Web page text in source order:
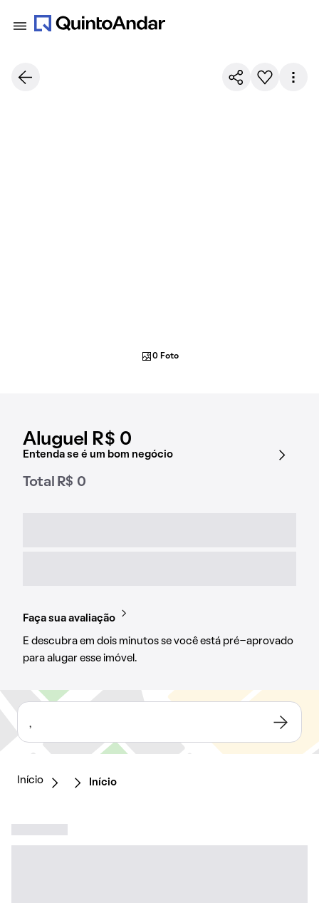
Aluguel R$ 0
Entenda se é um bom negócio
Total R$ 0
Faça sua avaliação
E descubra em dois minutos se você está pré-aprovado
para alugar esse imóvel.
0 Foto
,
Início Início